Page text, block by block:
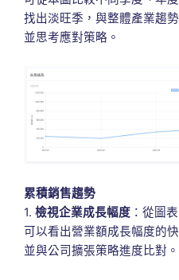
找出淡旺季，與整體產業趨
並思考應對策略。
累積銷售趨勢
1. 檢視企業成長幅度 ：從圖
可以看出營業額成長幅度的快
並與公司擴張策略進度比對。